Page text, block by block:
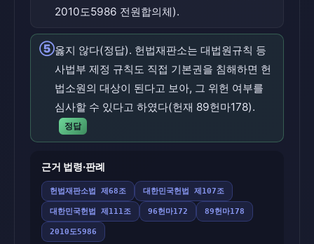
2010도5986 전원합의체).
⑤옳지 않다(정답). 헌법재판소는 대법원규칙 등
사법부 제정 규칙도 직접 기본권을 침해하면 헌
법소원의 대상이 된다고 보아, 그 위헌 여부를
심사할 수 있다고 하였다(헌재 89헌마178).
정답
근거 법령·판례
헌법재판소법 제68조 대한민국헌법 제107조
대한민국헌법 제111조 96헌마172 89헌마178
2010도5986